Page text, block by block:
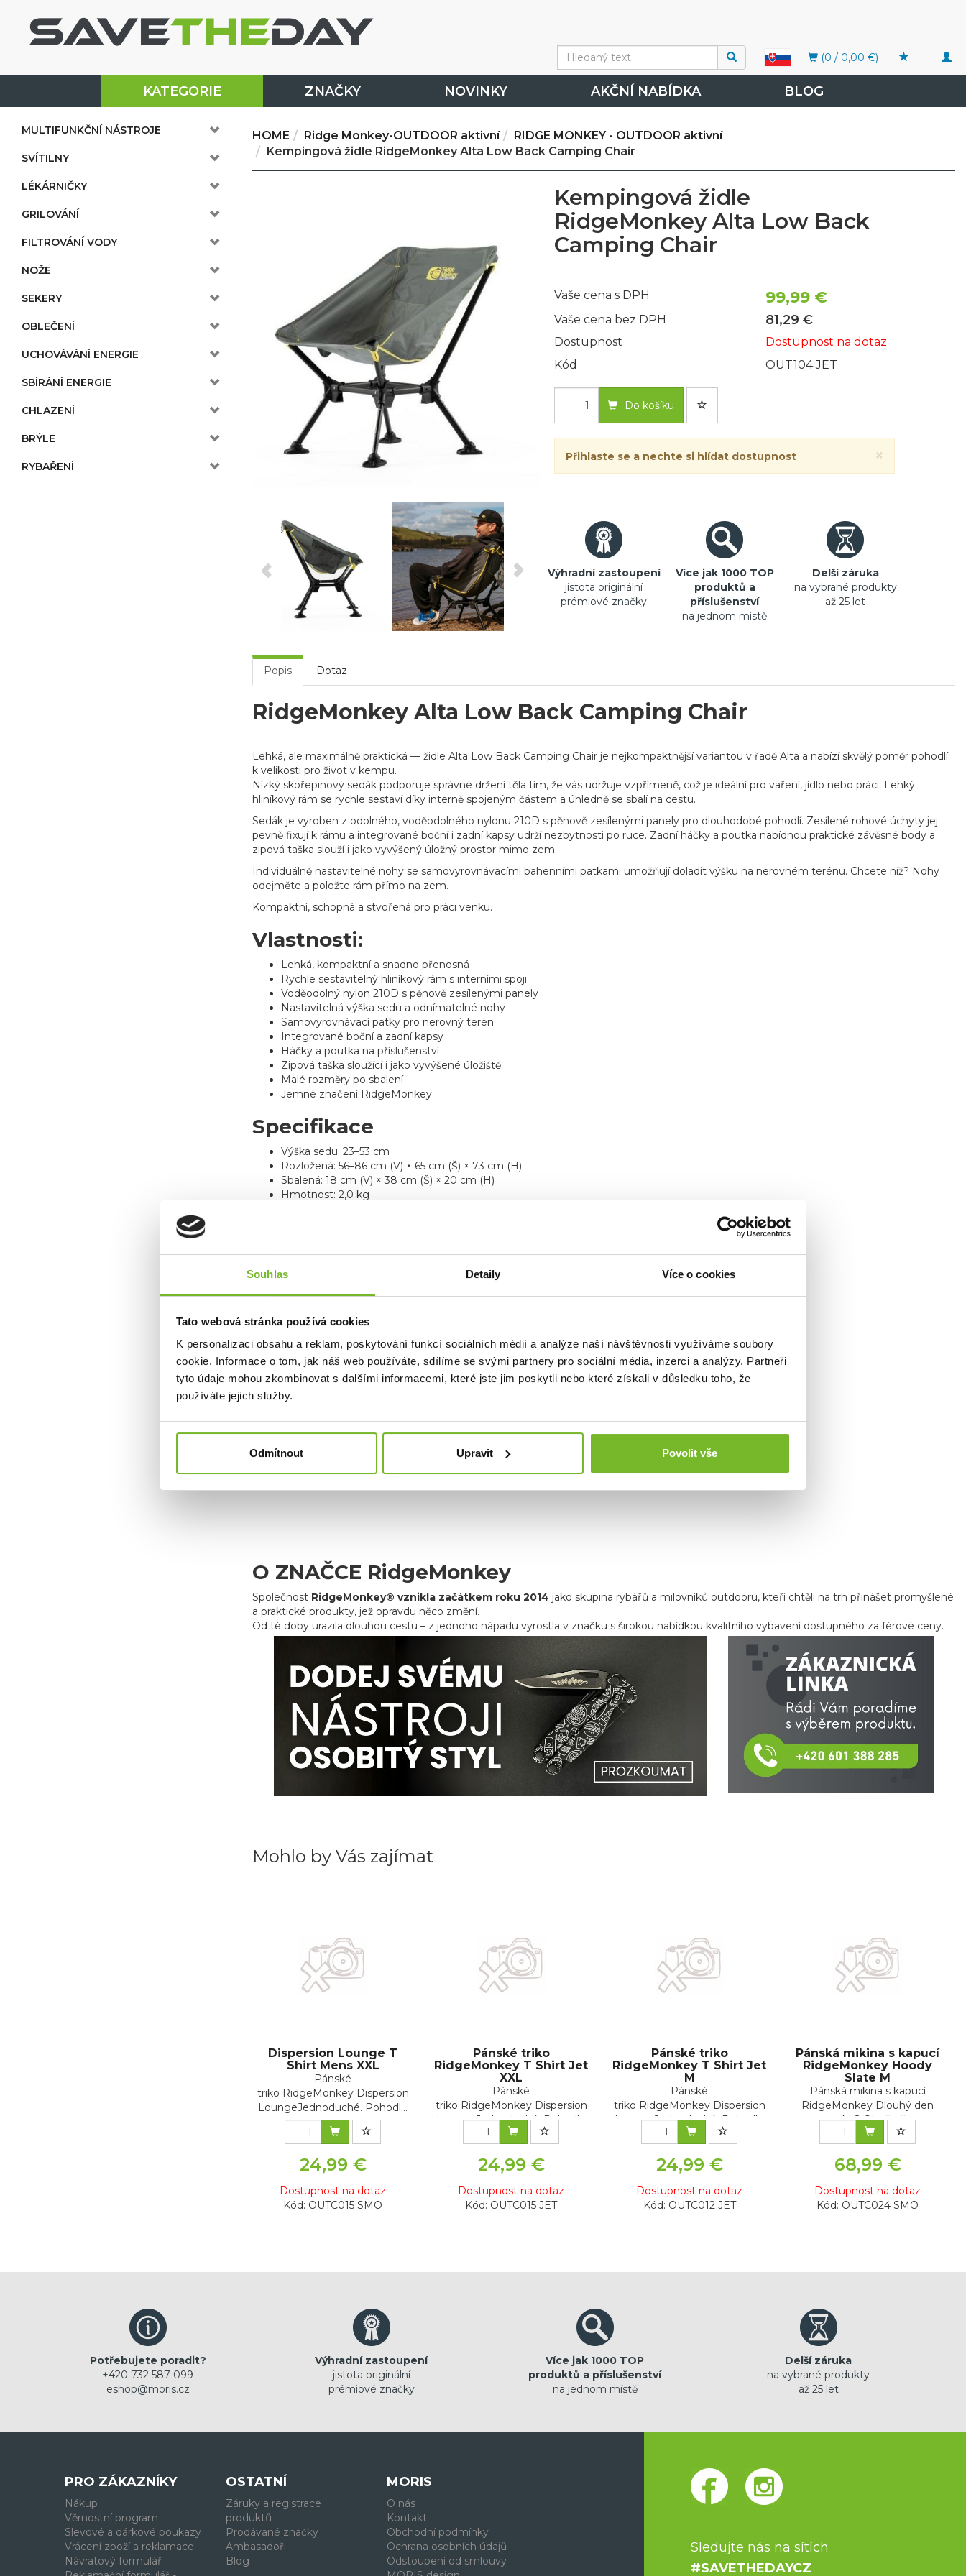
Souhlas Detaily Více o cookies
Tato webová stránka používá cookies
K personalizaci obsahu a reklam, poskytování funkcí sociálních médií a analýze naší návštěvnosti využíváme soubory
cookie. Informace o tom, jak náš web používáte, sdílíme se svými partnery pro sociální média, inzerci a analýzy. Partneři
tyto údaje mohou zkombinovat s dalšími informacemi, které jste jim poskytli nebo které získali v důsledku toho, že
používáte jejich služby.
Odmítnout Upravit Povolit vše
(0 / 0,00 €)
KATEGORIE ZNAČKY NOVINKY AKČNÍ NABÍDKA BLOG
MULTIFUNKČNÍ NÁSTROJE
SVÍTILNY
LÉKÁRNIČKY
GRILOVÁNÍ
FILTROVÁNÍ VODY
NOŽE
SEKERY
OBLEČENÍ
UCHOVÁVÁNÍ ENERGIE
SBÍRÁNÍ ENERGIE
CHLAZENÍ
BRÝLE
RYBAŘENÍ
HOME Ridge Monkey-OUTDOOR aktivní
RIDGE MONKEY - OUTDOOR aktivní
Kempingová židle RidgeMonkey Alta Low Back Camping Chair
Kempingová židle
RidgeMonkey Alta Low Back
Camping Chair
Vaše cena s DPH 99,99 €
Vaše cena bez DPH 81,29 €
Dostupnost
Dostupnost na dotaz
Kód
OUT104 JET
Do košíku
×
Přihlaste se a nechte si hlídat dostupnost
Výhradní zastoupení
jistota originální
prémiové značky
Více jak 1000 TOP
produktů a
příslušenství
na jednom místě
Delší záruka
na vybrané produkty
až 25 let
Popis Dotaz
RidgeMonkey Alta Low Back Camping Chair
Lehká, ale maximálně praktická — židle Alta Low Back Camping Chair je nejkompaktnější variantou v řadě Alta a nabízí skvělý poměr pohodlí
k velikosti pro život v kempu.
Nízký skořepinový sedák podporuje správné držení těla tím, že vás udržuje vzpřímeně, což je ideální pro vaření, jídlo nebo práci. Lehký
hliníkový rám se rychle sestaví díky interně spojeným částem a úhledně se sbalí na cestu.
Sedák je vyroben z odolného, voděodolného nylonu 210D s pěnově zesílenými panely pro dlouhodobé pohodlí. Zesílené rohové úchyty jej
pevně fixují k rámu a integrované boční i zadní kapsy udrží nezbytnosti po ruce. Zadní háčky a poutka nabídnou praktické závěsné body a
zipová taška slouží i jako vyvýšený úložný prostor mimo zem.
Individuálně nastavitelné nohy se samovyrovnávacími bahenními patkami umožňují doladit výšku na nerovném terénu. Chcete níž? Nohy
odejměte a položte rám přímo na zem.
Kompaktní, schopná a stvořená pro práci venku.
Vlastnosti:
Lehká, kompaktní a snadno přenosná
Rychle sestavitelný hliníkový rám s interními spoji
Voděodolný nylon 210D s pěnově zesílenými panely
Nastavitelná výška sedu a odnímatelné nohy
Samovyrovnávací patky pro nerovný terén
Integrované boční a zadní kapsy
Háčky a poutka na příslušenství
Zipová taška sloužící i jako vyvýšené úložiště
Malé rozměry po sbalení
Jemné značení RidgeMonkey
Specifikace
Výška sedu: 23–53 cm
Rozložená: 56–86 cm (V) × 65 cm (Š) × 73 cm (H)
Sbalená: 18 cm (V) × 38 cm (Š) × 20 cm (H)
Hmotnost: 2,0 kg
Materiály
Pouzdro: Nylon 210D
O ZNAČCE RidgeMonkey
Společnost RidgeMonkey® vznikla začátkem roku 2014 jako skupina rybářů a milovníků outdooru, kteří chtěli na trh přinášet promyšlené
a praktické produkty, jež opravdu něco změní.
Od té doby urazila dlouhou cestu – z jednoho nápadu vyrostla v značku s širokou nabídkou kvalitního vybavení dostupného za férové ceny.
Mohlo by Vás zajímat
Dispersion Lounge T
Shirt Mens XXL
Pánské
triko RidgeMonkey Dispersion
LoungeJednoduché. Pohodl...
24,99 €
Dostupnost na dotaz
Kód: OUTC015 SMO
Pánské triko
RidgeMonkey T Shirt Jet
XXL
Pánské
triko RidgeMonkey Dispersion
LoungeJednoduché. Pohodl...
24,99 €
Dostupnost na dotaz
Kód: OUTC015 JET
Pánské triko
RidgeMonkey T Shirt Jet
M
Pánské
triko RidgeMonkey Dispersion
LoungeJednoduché. Pohodl...
24,99 €
Dostupnost na dotaz
Kód: OUTC012 JET
Pánská mikina s kapucí
RidgeMonkey Hoody
Slate M
Pánská mikina s kapucí
RidgeMonkey Dlouhý den
venku? Oheň už...
68,99 €
Dostupnost na dotaz
Kód: OUTC024 SMO
Potřebujete poradit?
+420 732 587 099
eshop@moris.cz
Výhradní zastoupení
jistota originální
prémiové značky
Více jak 1000 TOP
produktů a příslušenství
na jednom místě
Delší záruka
na vybrané produkty
až 25 let
PRO ZÁKAZNÍKY
Nákup
Věrnostní program
Slevové a dárkové poukazy
Vrácení zboží a reklamace
Návratový formulář
OSTATNÍ
Záruky a registrace
produktů
Prodávané značky
Ambasadoři
Blog
MORIS
O nás
Kontakt
Obchodní podmínky
Ochrana osobních údajů
Odstoupení od smlouvy
Sledujte nás na sítích
#SAVETHEDAYCZ